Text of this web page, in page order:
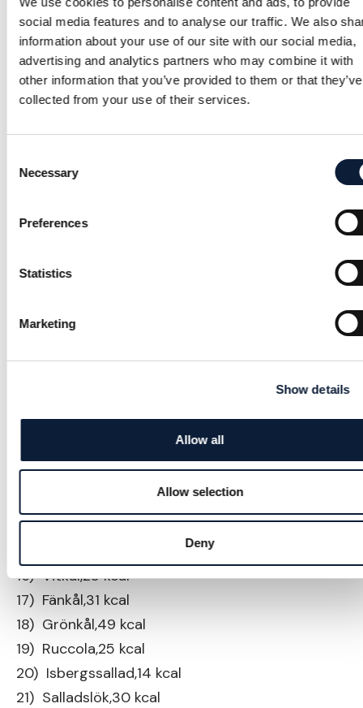
social media features and to analyse our traffic. We also
information about your use of our site with our social media,
advertising and analytics partners who may combine it with
other information that you’ve provided to them or that they’ve
collected from your use of their services.
Selection
Necessary
Preferences
Statistics
Marketing
Show details
Allow all
Allow selection
Deny
dig att gå ner i vikt. Samtliga av dessa livsmedel
är näringsrika och kan hjälpa till att mätta din
hunger samtidigt som där är bra för din hälsa
och viktminskning. Glöm inte att det är viktigt
4) Broccoli, 34 kcal
6) Tomat, 18 kcal
7) Spenat, 23 kcal
12) Aubergine,25 kcal
14) Zucchini,17 kcal
16) Vitkål,25 kcal
17) Fänkål,31 kcal
18) Grönkål,49 kcal
19) Ruccola,25 kcal
20) Isbergssallad,14 kcal
21) Salladslök,30 kcal